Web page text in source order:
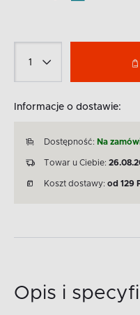
Informacje o dostawie:
Dostępność: Na
Towar u Ciebie:
Koszt dostawy: od 129
Opis i